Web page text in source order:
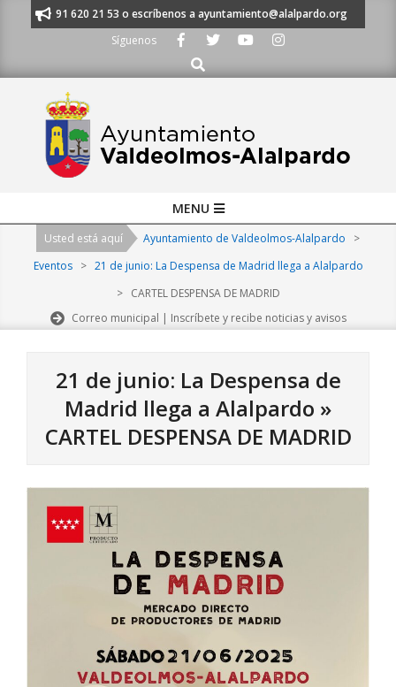
al 91 620 21 53 o escríbenos a ayuntamiento@alalpardo.org
Síguenos
Buscar
Navigation
MENU
Usted está aquí Ayuntamiento de Valdeolmos-Alalpardo
>
Eventos
> 21 de junio: La Despensa de Madrid llega a Alalpardo
> CARTEL DESPENSA DE MADRID
Correo municipal | Inscríbete y recibe noticias y avisos
21 de junio: La Despensa de
Madrid llega a Alalpardo »
CARTEL DESPENSA DE MADRID